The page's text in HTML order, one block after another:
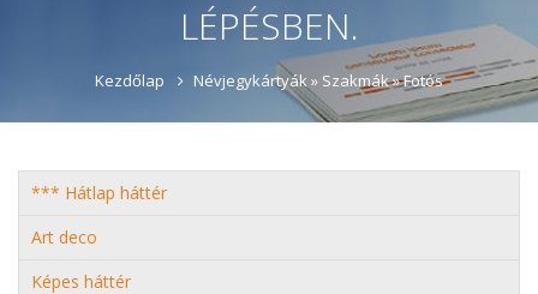
LÉPÉSBEN.
Kezdőlap Névjegykártyák » Szakmák »Fotós
*** Hátlap háttér
Art deco
Képes háttér